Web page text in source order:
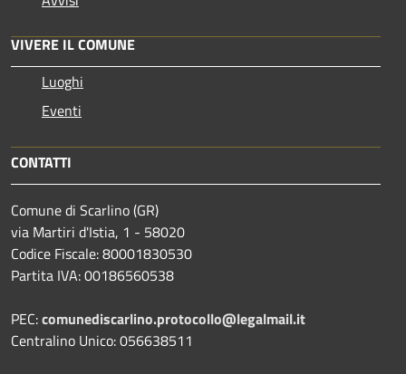
VIVERE IL COMUNE
Luoghi
Eventi
CONTATTI
Comune di Scarlino (GR)
via Martiri d'Istia, 1 - 58020
Codice Fiscale: 80001830530
Partita IVA: 00186560538
PEC:comunediscarlino.protocollo@legalmail.it
Centralino Unico: 056638511